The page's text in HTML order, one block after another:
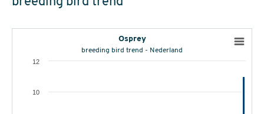
Osprey
breeding bird trend - Nederland
10
12